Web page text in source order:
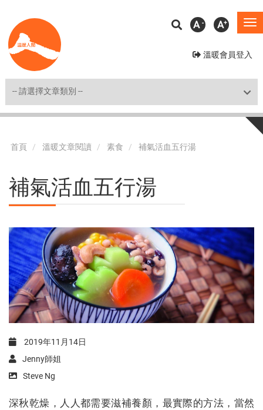
至
主
溫暖會員登入
A A
Shortcut
首頁 溫暖文章閱讀 素食 補氣活血五行湯
補氣活血五行湯
2019年11月14日
Jenny師姐
Steve Ng
深秋乾燥，人人都需要滋補養顏，最實際的方法，當然